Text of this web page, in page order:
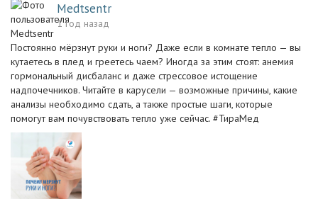
Medtsentr
1 год назад
Постоянно мёрзнут руки и ноги? Даже если в комнате тепло — вы
кутаетесь в плед и греетесь чаем? Иногда за этим стоят: анемия
гормональный дисбаланс и даже стрессовое истощение
надпочечников. Читайте в карусели — возможные причины, какие
анализы необходимо сдать, а также простые шаги, которые
помогут вам почувствовать тепло уже сейчас. #ТираМед